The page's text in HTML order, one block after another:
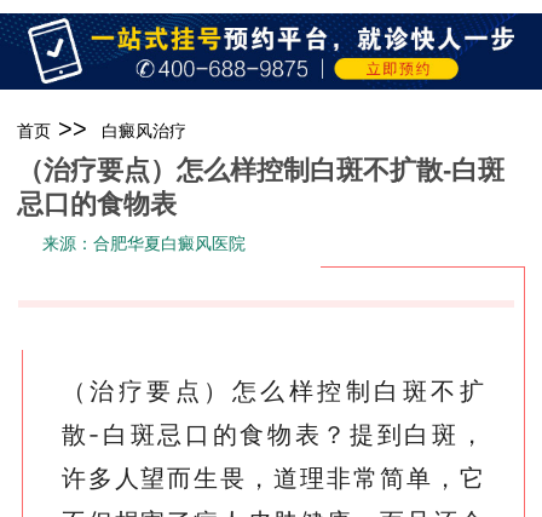
首页 >> 白癜风治疗
（治疗要点）怎么样控制白斑不扩散-白斑
忌口的食物表
来源： 合肥华夏白癜风医院
（治疗要点）怎么样控制白斑不扩
散-白斑忌口的食物表？提到白斑，
许多人望而生畏，道理非常简单，它